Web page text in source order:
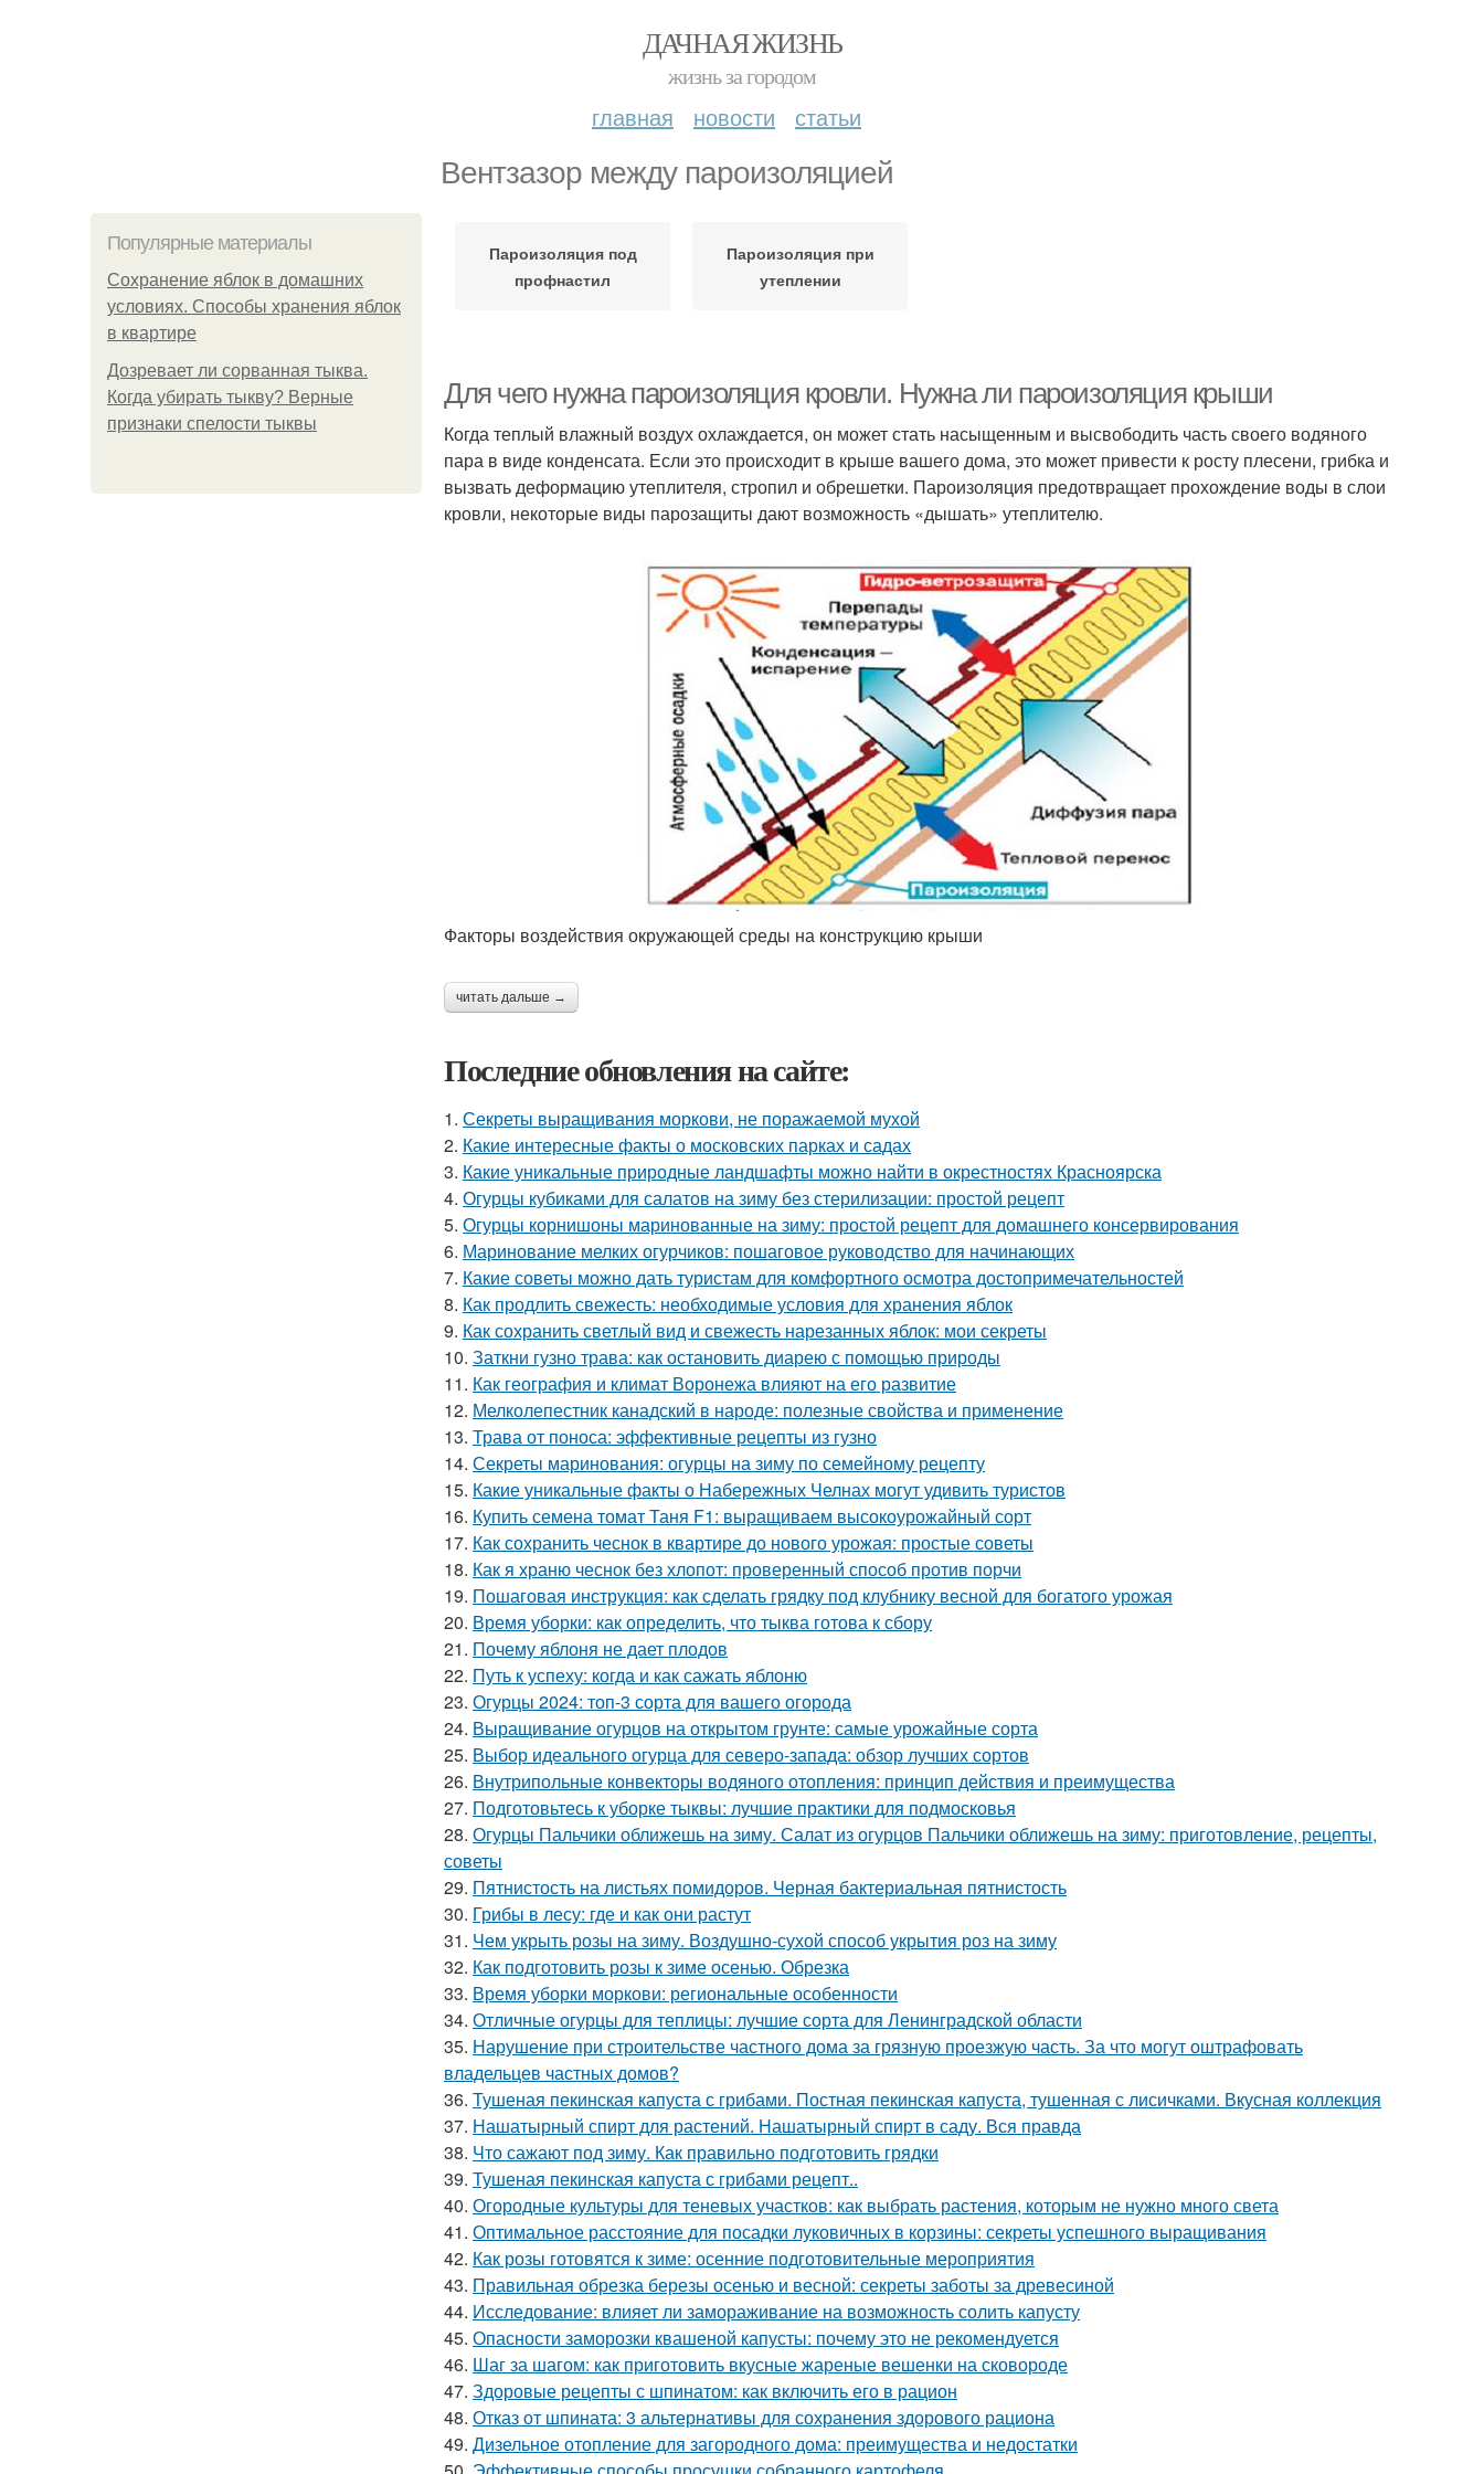
ДАЧНАЯ ЖИЗНЬ
жизнь за городом
главная новости статьи
Вентзазор между пароизоляцией
Популярные материалы
Сохранение яблок в домашних
условиях. Способы хранения яблок
в квартире
Дозревает ли сорванная тыква.
Когда убирать тыкву? Верные
признаки спелости тыквы
Пароизоляция под
профнастил
Пароизоляция при
утеплении
Для чего нужна пароизоляция кровли. Нужна ли пароизоляция крыши
Когда теплый влажный воздух охлаждается, он может стать насыщенным и высвободить часть своего водяного
пара в виде конденсата. Если это происходит в крыше вашего дома, это может привести к росту плесени, грибка и
вызвать деформацию утеплителя, стропил и обрешетки. Пароизоляция предотвращает прохождение воды в слои
кровли, некоторые виды парозащиты дают возможность «дышать» утеплителю.
Факторы воздействия окружающей среды на конструкцию крыши
читать дальше →
Последние обновления на сайте:
1. Секреты выращивания моркови, не поражаемой мухой
2. Какие интересные факты о московских парках и садах
3. Какие уникальные природные ландшафты можно найти в окрестностях Красноярска
4. Огурцы кубиками для салатов на зиму без стерилизации: простой рецепт
5. Огурцы корнишоны маринованные на зиму: простой рецепт для домашнего консервирования
6. Маринование мелких огурчиков: пошаговое руководство для начинающих
7. Какие советы можно дать туристам для комфортного осмотра достопримечательностей
8. Как продлить свежесть: необходимые условия для хранения яблок
9. Как сохранить светлый вид и свежесть нарезанных яблок: мои секреты
10. Заткни гузно трава: как остановить диарею с помощью природы
11. Как география и климат Воронежа влияют на его развитие
12. Мелколепестник канадский в народе: полезные свойства и применение
13. Трава от поноса: эффективные рецепты из гузно
14. Секреты маринования: огурцы на зиму по семейному рецепту
15. Какие уникальные факты о Набережных Челнах могут удивить туристов
16. Купить семена томат Таня F1: выращиваем высокоурожайный сорт
17. Как сохранить чеснок в квартире до нового урожая: простые советы
18. Как я храню чеснок без хлопот: проверенный способ против порчи
19. Пошаговая инструкция: как сделать грядку под клубнику весной для богатого урожая
20. Время уборки: как определить, что тыква готова к сбору
21. Почему яблоня не дает плодов
22. Путь к успеху: когда и как сажать яблоню
23. Огурцы 2024: топ-3 сорта для вашего огорода
24. Выращивание огурцов на открытом грунте: самые урожайные сорта
25. Выбор идеального огурца для северо-запада: обзор лучших сортов
26. Внутрипольные конвекторы водяного отопления: принцип действия и преимущества
27. Подготовьтесь к уборке тыквы: лучшие практики для подмосковья
28. Огурцы Пальчики оближешь на зиму. Салат из огурцов Пальчики оближешь на зиму: приготовление, рецепты,
советы
29. Пятнистость на листьях помидоров. Черная бактериальная пятнистость
30. Грибы в лесу: где и как они растут
31. Чем укрыть розы на зиму. Воздушно-сухой способ укрытия роз на зиму
32. Как подготовить розы к зиме осенью. Обрезка
33. Время уборки моркови: региональные особенности
34. Отличные огурцы для теплицы: лучшие сорта для Ленинградской области
35. Нарушение при строительстве частного дома за грязную проезжую часть. За что могут оштрафовать
владельцев частных домов?
36. Тушеная пекинская капуста с грибами. Постная пекинская капуста, тушенная с лисичками. Вкусная коллекция
37. Нашатырный спирт для растений. Нашатырный спирт в саду. Вся правда
38. Что сажают под зиму. Как правильно подготовить грядки
39. Тушеная пекинская капуста с грибами рецепт..
40. Огородные культуры для теневых участков: как выбрать растения, которым не нужно много света
41. Оптимальное расстояние для посадки луковичных в корзины: секреты успешного выращивания
42. Как розы готовятся к зиме: осенние подготовительные мероприятия
43. Правильная обрезка березы осенью и весной: секреты заботы за древесиной
44. Исследование: влияет ли замораживание на возможность солить капусту
45. Опасности заморозки квашеной капусты: почему это не рекомендуется
46. Шаг за шагом: как приготовить вкусные жареные вешенки на сковороде
47. Здоровые рецепты с шпинатом: как включить его в рацион
48. Отказ от шпината: 3 альтернативы для сохранения здорового рациона
49. Дизельное отопление для загородного дома: преимущества и недостатки